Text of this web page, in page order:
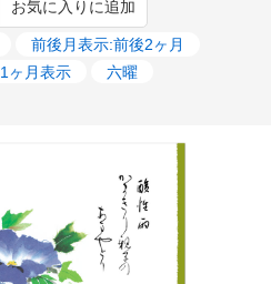
お気に入りに追加
前後月表示:前後2ヶ月
1ヶ月表示
六曜